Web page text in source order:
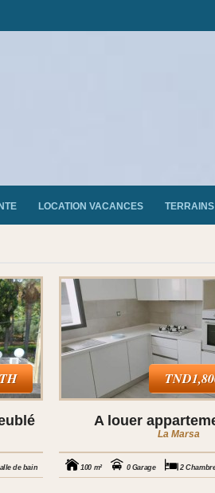
LOCATION VACANCES TERRAINS
de bain
A louer
La Marsa
100 m² 0 Garage 2